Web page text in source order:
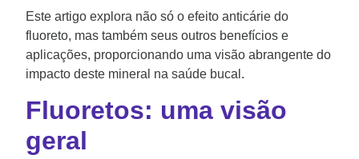
Este artigo explora não só o efeito anticárie do
fluoreto, mas também seus outros benefícios e
aplicações, proporcionando uma visão abrangente do
impacto deste mineral na saúde bucal.
Fluoretos: uma visão
geral